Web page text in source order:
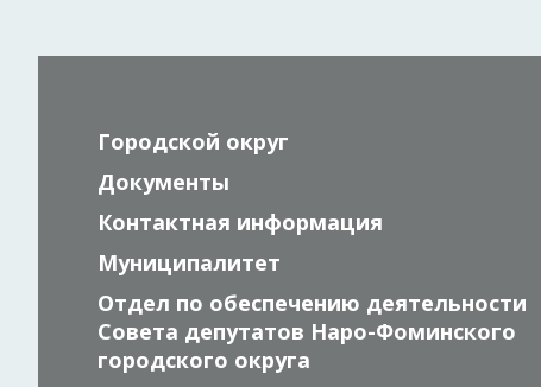
Городской округ
Документы
Контактная информация
Муниципалитет
Отдел по обеспечению деятельности
Совета депутатов Наро-Фоминского
городского округа